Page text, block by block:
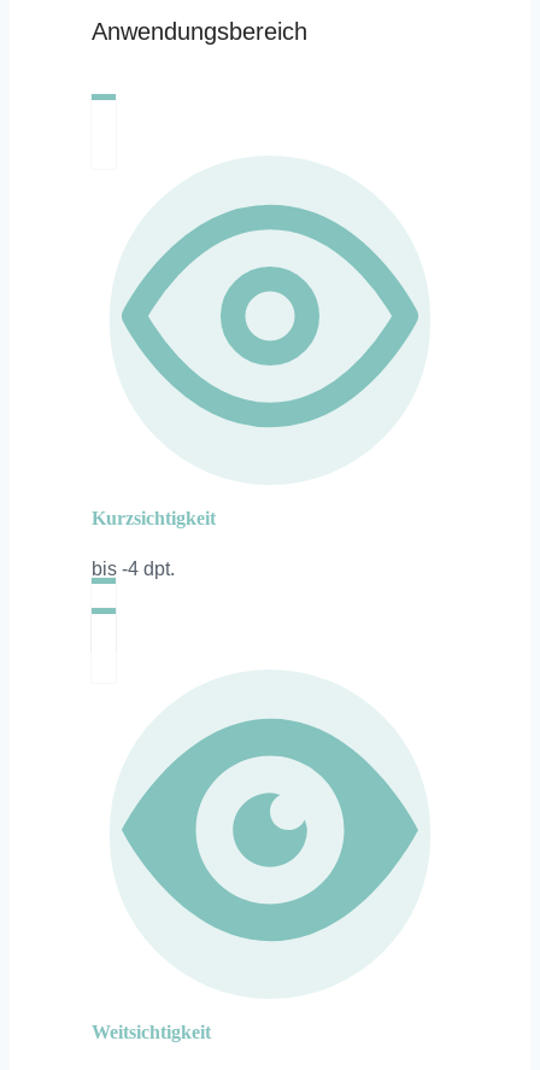
Anwendungsbereich
Kurzsichtigkeit
bis -4 dpt.
Weitsichtigkeit